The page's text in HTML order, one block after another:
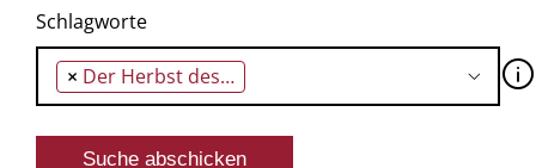
Schlagworte
× Der Herbst des Patriarchen 🛈